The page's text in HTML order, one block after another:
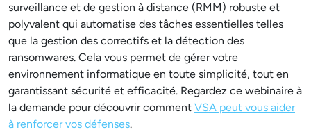
surveillance et de gestion à distance (RMM) robuste et
polyvalent qui automatise des tâches essentielles telles
que la gestion des correctifs et la détection des
ransomwares. Cela vous permet de gérer votre
environnement informatique en toute simplicité, tout en
garantissant sécurité et efficacité. Regardez ce webinaire à
la demande pour découvrir comment VSA peut vous aider
à renforcer vos défenses.